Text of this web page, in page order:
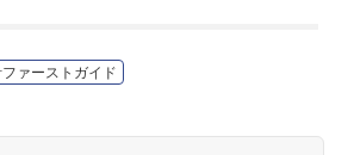
ァーストガイド